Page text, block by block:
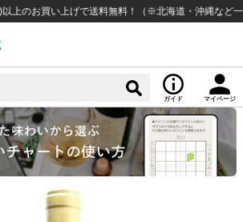
買い上げで送料無料！（※北海道・沖縄など一部例外
ガイド マイページ